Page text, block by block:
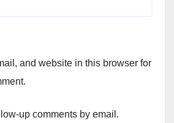
and website in this browser for
up comments by email.